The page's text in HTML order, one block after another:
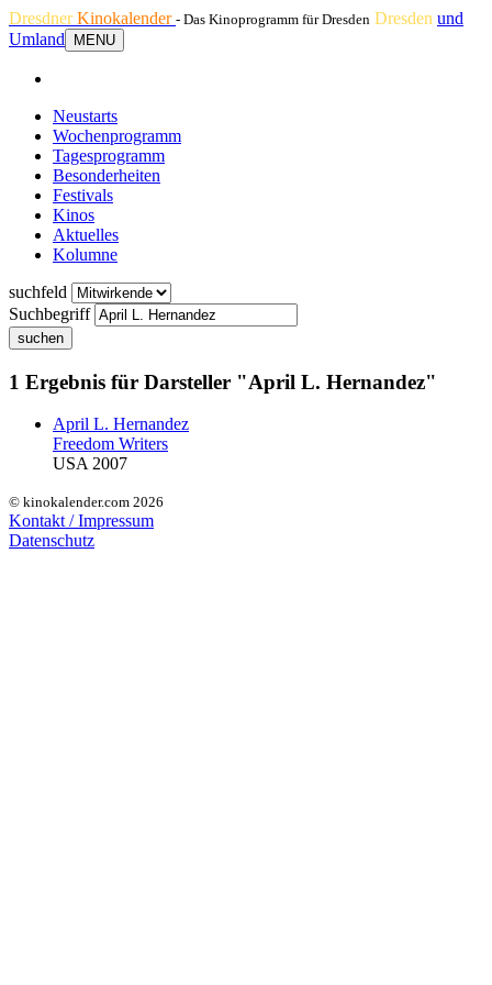
DresdnerKinokalender - Das Kinoprogramm für Dresden Dresden und
Umland
MENU
Neustarts
Wochenprogramm
Tagesprogramm
Besonderheiten
Festivals
Kinos
Aktuelles
Kolumne
suchfeld
Suchbegriff
suchen
1 Ergebnis für Darsteller "April L. Hernandez"
April L. Hernandez
Freedom Writers
USA 2007
© kinokalender.com 2026
Kontakt / Impressum
Datenschutz